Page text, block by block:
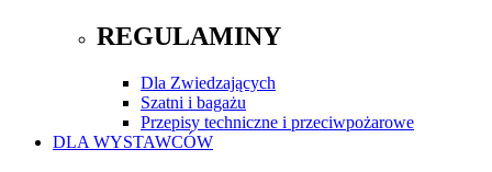
REGULAMINY
Dla Zwiedzających
Szatni i bagażu
Przepisy techniczne i przeciwpożarowe
DLA WYSTAWCÓW